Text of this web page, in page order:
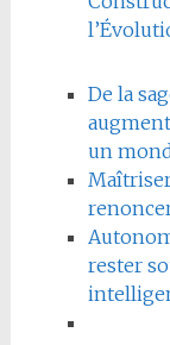
De la
un
rester